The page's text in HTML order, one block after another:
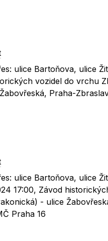
ulice Bartoňova, ulice
vozidel do vrchu
Praha-
ulice Bartoňova, ulice
17:00, Závod
- ulice
Praha 16